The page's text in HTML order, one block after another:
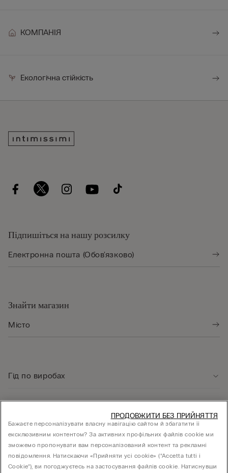
КОМПАНІЯ
Екологічна стійкість
Підпишіться на нашу розсилку
Знайти магазин
Гід по виробах
Юридична інформація
КОМПАНІЯ
Бажаєте персоналізувати власну навігацію сайтом й збагатити її
ексклюзивним контентом? За активних профільних файлів cookie ми
зможемо пропонувати вам персоналізований контент та рекламні
повідомлення. Натискаючи «Прийняти усі cookie» (“Accetta tutti i
Cookie”), ви погоджуєтесь на застосування файлів cookie. Натиснувши
ПРОДОВЖИТИ БЕЗ ПРИЙНЯТТЯ